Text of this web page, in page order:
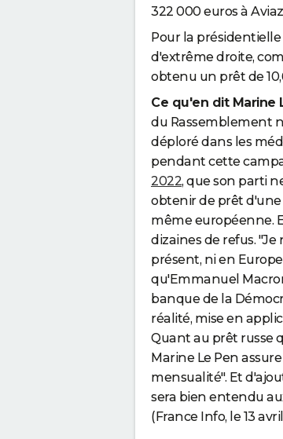
322 000 euros à
Pour la
d'extrême droite,
obtenu un prêt de
Ce qu'en dit Marine
du Rassemblement
déploré dans les
pendant cette
2022, que son parti
obtenir de prêt
même européenne.
dizaines de refus.
présent, ni en
qu'Emmanuel
banque de la
réalité, mise en
Quant au prêt russe
Marine Le Pen
mensualité". Et
sera bien entendu
(France Info, le 13